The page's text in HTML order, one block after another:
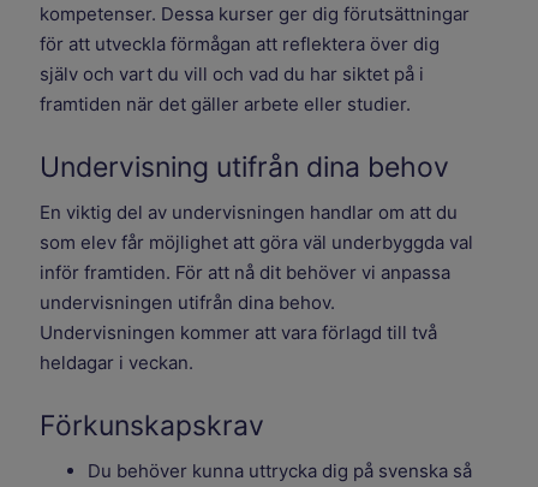
kompetenser. Dessa kurser ger dig förutsättningar
för att utveckla förmågan att reflektera över dig
själv och vart du vill och vad du har siktet på i
framtiden när det gäller arbete eller studier.
Undervisning utifrån dina behov
En viktig del av undervisningen handlar om att du
som elev får möjlighet att göra väl underbyggda val
inför framtiden. För att nå dit behöver vi anpassa
undervisningen utifrån dina behov.
Undervisningen kommer att vara förlagd till två
heldagar i veckan.
Förkunskapskrav
Du behöver kunna uttrycka dig på svenska så